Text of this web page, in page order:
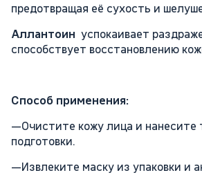
предотвращая её сухость и
Аллантоин успокаивает
способствует восстановлению
Способ применения:
—Очистите кожу лица и нанесите
подготовки.
—Извлеките маску из упаковки и